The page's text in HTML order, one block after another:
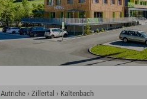
Autriche › Zillertal › Kaltenbach